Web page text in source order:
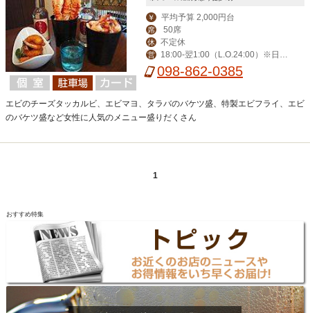
￥ 平均予算 2,000円台
席 50席
休 不定休
営
18:00-翌1:00（L.O.24:00）※日曜
は24:00（L.O.23:00）
098-862-0385
エビのチーズタッカルビ、エビマヨ、タラバのバケツ盛、特製エビフライ、エビ
のバケツ盛など女性に人気のメニュー盛りだくさん
1
おすすめ特集